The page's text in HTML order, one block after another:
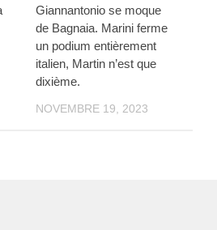
Giannantonio se moque
de Bagnaia. Marini ferme
un podium entièrement
italien, Martin n’est que
dixième.
NOVEMBRE 19, 2023